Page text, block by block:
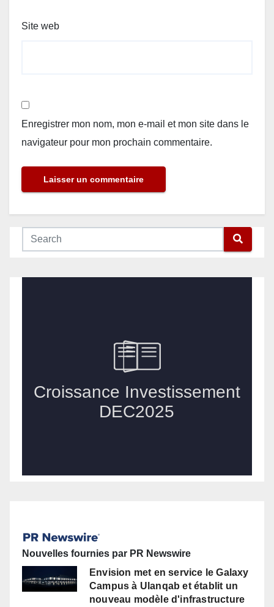
Site web
Enregistrer mon nom, mon e-mail et mon site dans le
navigateur pour mon prochain commentaire.
Nouvelles fournies par PR Newswire
Envision met en service le Galaxy
Campus à Ulanqab et établit un
nouveau modèle d'infrastructure